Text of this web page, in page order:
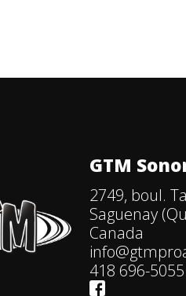
GTM
2749, boul.
Saguenay
Canada
418 696-5055